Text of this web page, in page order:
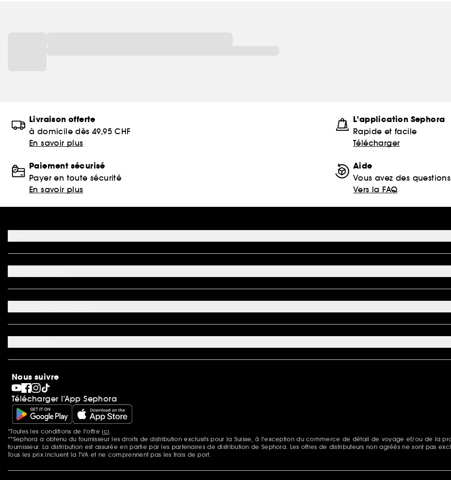
Livraison offerte
à domicile dès 49,95 CHF
En savoir plus
L'application Sephora
Rapide et facile
Télécharger
Paiement sécurisé
Payer en toute sécurité
En savoir plus
Aide
Vous avez des
Vers la FAQ
FAQ
Nous contacter
Mon compte
Préférence cookies
Découvrir Sephora
Carrière
SEPHORA Prize
Clean at Sephora
Pride
Nous suivre
Télécharger l’App Sephora
Mentions additionnelles
*Toutes les conditions de l'offreici.
**Sephora a obtenu du fournisseur les droits de distribution exclusifs pour la Suisse, à l'exception du commerce de détail de voyage et/ou de la
fournisseur. La distribution est assurée en partie par les partenaires de distribution de Sephora. Les offres de distributeurs non agréés ne sont pas
Tous les prix incluent la TVA et ne comprennent pas les frais de port.